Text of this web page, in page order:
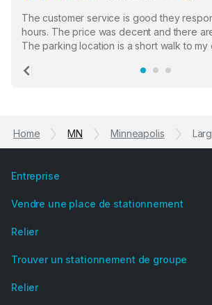
The customer service is good they
hours. The price was decent and there
The parking location is a short walk to my
the staff who serve as a third party in
Previous
Home MN Minneapolis
Entreprise
Vendre une place de stationnement
Relier
Trouver un stationnement de groupe
Relier